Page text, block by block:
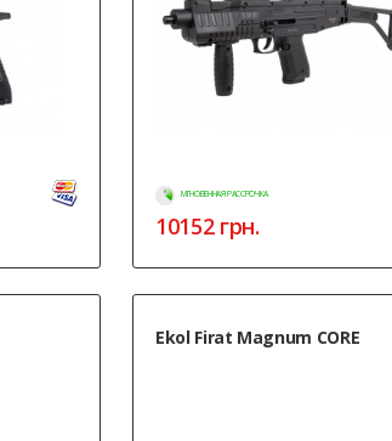
МГНОВЕННАЯ РАССРОЧКА
10152грн.
Ekol Firat Magnum CORE